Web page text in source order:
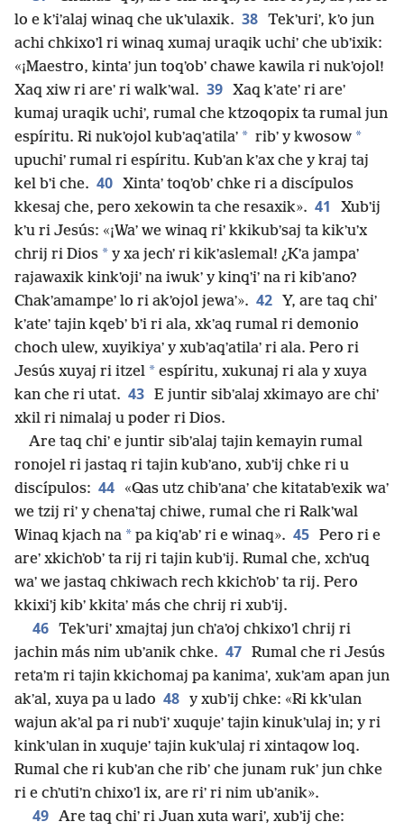
lo e kʼiʼalaj winaq che ukʼulaxik. 38 Tekʼuriʼ, kʼo jun
achi chkixoʼl ri winaq xumaj uraqik uchiʼ che ubʼixik:
«¡Maestro, kintaʼ jun toqʼobʼ chawe kawila ri nukʼojol!
Xaq xiw ri areʼ ri walkʼwal. 39 Xaq kʼateʼ ri areʼ
kumaj uraqik uchiʼ, rumal che ktzoqopix ta rumal jun
espíritu. Ri nukʼojol kubʼaqʼatilaʼ * ribʼ y kwosow *
upuchiʼ rumal ri espíritu. Kubʼan kʼax che y kraj taj
kel bʼi che. 40 Xintaʼ toqʼobʼ chke ri a discípulos
kkesaj che, pero xekowin ta che resaxik». 41
Xubʼij
kʼu ri Jesús: «¡Waʼ we winaq riʼ kkikubʼsaj ta kikʼuʼx
chrij ri Dios * y xa jechʼ ri kikʼaslemal! ¿Kʼa jampaʼ
rajawaxik kinkʼojiʼ na iwukʼ y kinqʼiʼ na ri kibʼano?
Chakʼamampeʼ lo ri akʼojol jewaʼ». 42
Y, are taq chiʼ
kʼateʼ tajin kqebʼ bʼi ri ala, xkʼaq rumal ri demonio
choch ulew, xuyikiyaʼ y xubʼaqʼatilaʼ ri ala. Pero ri
Jesús xuyaj ri itzel * espíritu, xukunaj ri ala y xuya
kan che ri utat. 43 E juntir sibʼalaj xkimayo are chiʼ
xkil ri nimalaj u poder ri Dios.
Are taq chiʼ e juntir sibʼalaj tajin kemayin rumal
ronojel ri jastaq ri tajin kubʼano, xubʼij chke ri u
discípulos: 44
«Qas utz chibʼanaʼ che kitatabʼexik waʼ
we tzij riʼ y chenaʼtaj chiwe, rumal che ri Ralkʼwal
Winaq kjach na * pa kiqʼabʼ ri e winaq». 45 Pero ri e
areʼ xkichʼobʼ ta rij ri tajin kubʼij. Rumal che, xchʼuq
waʼ we jastaq chkiwach rech kkichʼobʼ ta rij. Pero
kkixiʼj kibʼ kkitaʼ más che chrij ri xubʼij.
46 Tekʼuriʼ xmajtaj jun chʼaʼoj chkixoʼl chrij ri
jachin más nim ubʼanik chke. 47 Rumal che ri Jesús
retaʼm ri tajin kkichomaj pa kanimaʼ, xukʼam apan jun
akʼal, xuya pa u lado 48 y xubʼij chke: «Ri kkʼulan
wajun akʼal pa ri nubʼiʼ xuqujeʼ tajin kinukʼulaj in; y ri
kinkʼulan in xuqujeʼ tajin kukʼulaj ri xintaqow loq.
Rumal che ri kubʼan che ribʼ che junam rukʼ jun chke
ri e chʼutiʼn chixoʼl ix, are riʼ ri nim ubʼanik».
49 Are taq chiʼ ri Juan xuta wariʼ, xubʼij che: